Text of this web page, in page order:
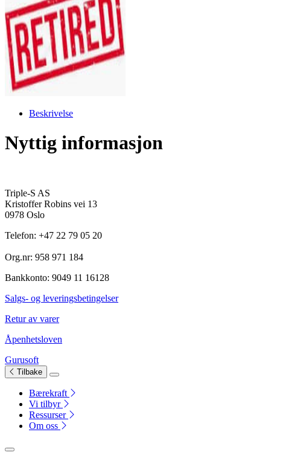
Beskrivelse
Nyttig informasjon
Triple-S AS
Kristoffer Robins vei 13
0978 Oslo
Telefon: +47 22 79 05 20
Org.nr: 958 971 184
Bankkonto: 9049 11 16128
Salgs- og leveringsbetingelser
Retur av varer
Åpenhetsloven
Gurusoft
Tilbake
Bærekraft
Vi tilbyr
Ressurser
Om oss